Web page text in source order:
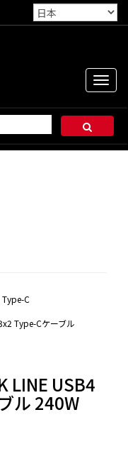
Toggle
Type-C
Type-Cケーブル
LINE USB4
ル 240W